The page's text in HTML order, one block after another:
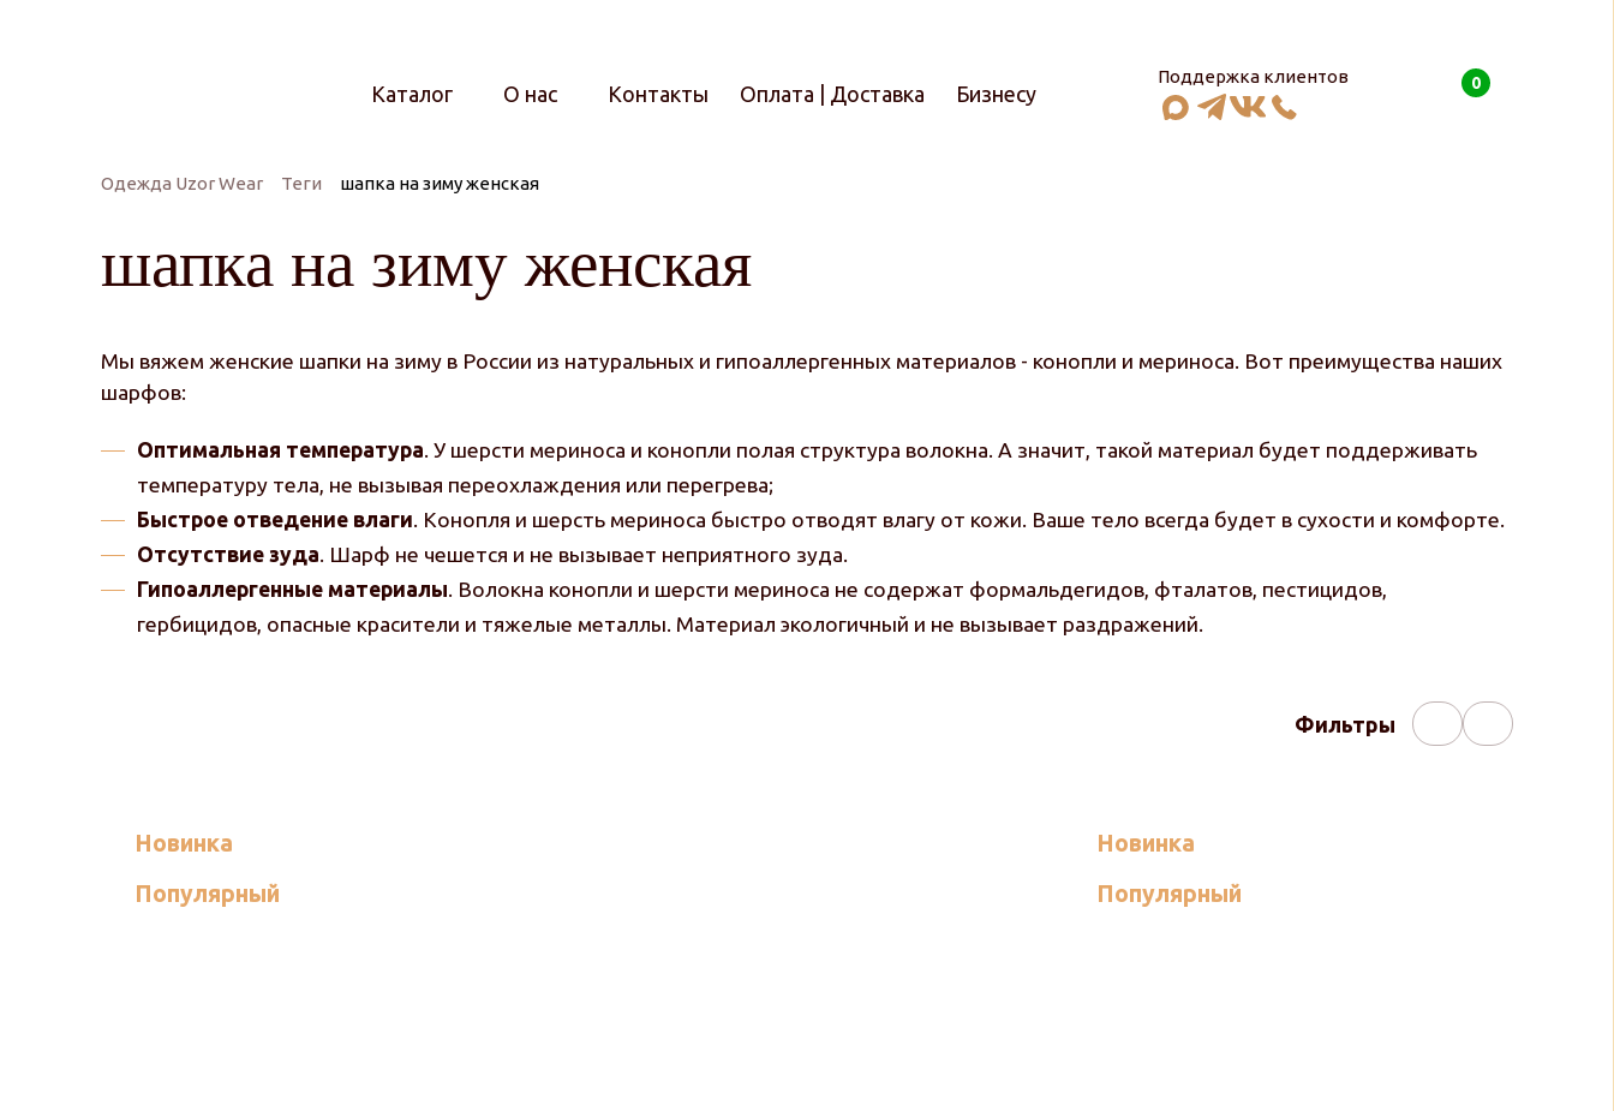
Каталог О нас Контакты Оплата | Доставка Бизнесу
Поддержка клиентов 0
Одежда Uzor Wear Теги шапка на зиму женская
шапка на зиму женская
Мы вяжем женские шапки на зиму в России из натуральных и гипоаллергенных материалов - конопли и мериноса. Вот преимущества наших
шарфов:
Оптимальная температура. У шерсти мериноса и конопли полая структура волокна. А значит, такой материал будет поддерживать
температуру тела, не вызывая переохлаждения или перегрева;
Быстрое отведение влаги. Конопля и шерсть мериноса быстро отводят влагу от кожи. Ваше тело всегда будет в сухости и комфорте.
Отсутствие зуда. Шарф не чешется и не вызывает неприятного зуда.
Гипоаллергенные материалы. Волокна конопли и шерсти мериноса не содержат формальдегидов, фталатов, пестицидов,
гербицидов, опасные красители и тяжелые металлы. Материал экологичный и не вызывает раздражений.
Фильтры
Новинка
Популярный
Новинка
Популярный